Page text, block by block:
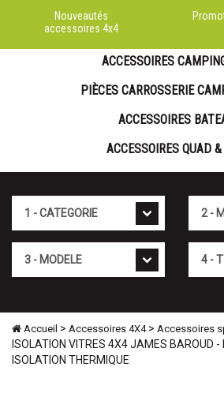
Nouveautés
accessoires 4x4
ACCESSOIRES
PIÈCES CARROSSERIE
ACCESSOIRES
ACCESSOIRES QUAD
Accueil > Accessoires 4X4> Accessoires
ISOLATION VITRES 4X4 JAMES BAROUD -
ISOLATION THERMIQUE